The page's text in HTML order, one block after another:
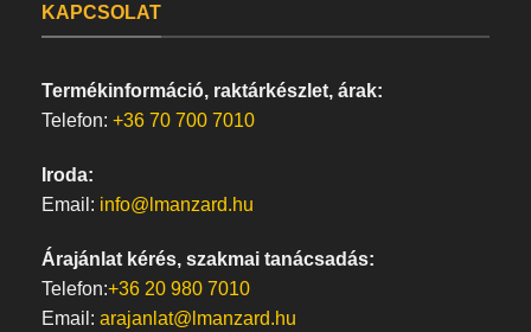
KAPCSOLAT
Termékinformáció, raktárkészlet, árak:
Telefon: +36 70 700 7010
Iroda:
Email: info@lmanzard.hu
Árajánlat kérés, szakmai tanácsadás:
Telefon:+36 20 980 7010
Email: arajanlat@lmanzard.hu